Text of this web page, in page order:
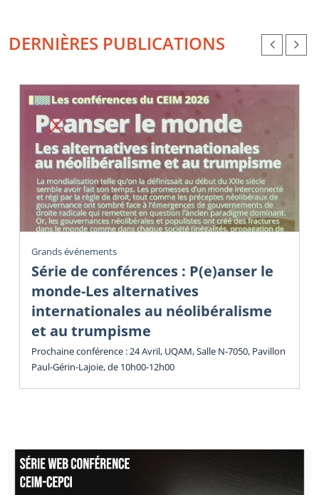
DERNIÈRES PUBLICATIONS
Grands événements
Série de conférences : P(e)anser le
monde-Les alternatives
internationales au néolibéralisme
et au trumpisme
Prochaine conférence : 24 Avril, UQAM, Salle N-7050, Pavillon
Paul-Gérin-Lajoie, de 10h00-12h00